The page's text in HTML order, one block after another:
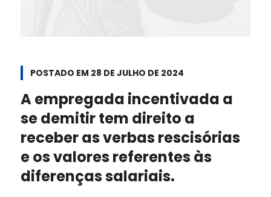
POSTADO EM 28 DE JULHO DE 2024
A empregada incentivada a
se demitir tem direito a
receber as verbas rescisórias
e os valores referentes às
diferenças salariais.